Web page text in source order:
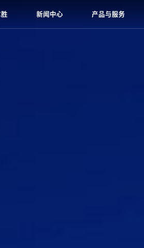
新闻中心 产品与服务